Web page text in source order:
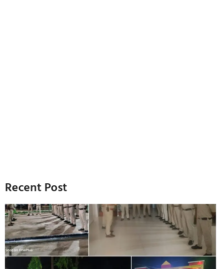
Recent Post